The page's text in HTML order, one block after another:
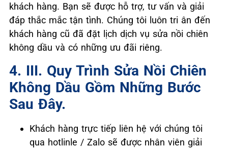
khách hàng. Bạn sẽ được hỗ trợ, tư vấn và giải
đáp thắc mắc tận tình. Chúng tôi luôn tri ân đến
khách hàng cũ đã đặt lịch dịch vụ sửa nồi chiên
không dầu và có những ưu đãi riêng.
4. III. Quy Trình Sửa Nồi Chiên
Không Dầu Gồm Những Bước
Sau Đây.
Khách hàng trực tiếp liên hệ với chúng tôi
qua hotlinle / Zalo sẽ được nhân viên giải